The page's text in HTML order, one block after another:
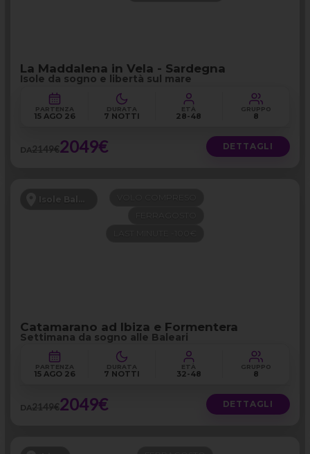
La Maddalena in Vela - Sardegna
Isole da sogno e libertà sul mare
PARTENZA
15 AGO 26
DURATA
7 NOTTI
ETÀ
28-48
GRUPPO
8
DA2149€2049€ DETTAGLI
Isole Baleari
Catamarano ad Ibiza e Formentera
Settimana da sogno alle Baleari
PARTENZA
15 AGO 26
DURATA
7 NOTTI
ETÀ
32-48
GRUPPO
8
DA2149€2049€ DETTAGLI